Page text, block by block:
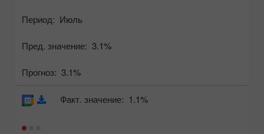
Период: Июль
Пред. значение: 3.1%
Прогноз: 3.1%
Факт. значение: 1.1%